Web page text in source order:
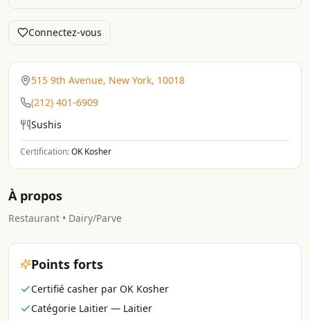
Connectez-vous
515 9th Avenue, New York, 10018
(212) 401-6909
Sushis
Certification:OK Kosher
À propos
Restaurant • Dairy/Parve
Points forts
Certifié casher par OK Kosher
Catégorie Laitier — Laitier